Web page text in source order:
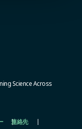
Science Across
連絡先